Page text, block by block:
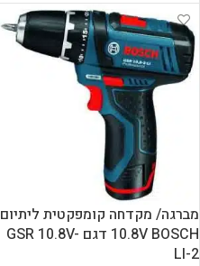
מברגה/ מקדחה קומפקטית ליתיום
10.8V BOSCH דגם GSR 10.8V-
LI-2